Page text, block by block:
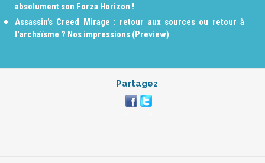
absolument son Forza Horizon !
Assassin’s Creed Mirage : retour aux sources ou retour à
l'archaïsme ? Nos impressions (Preview)
Partagez